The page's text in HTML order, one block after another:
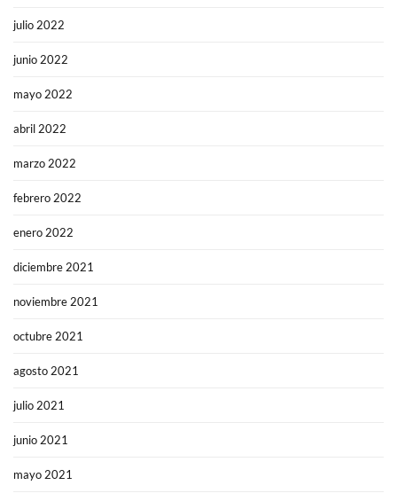
julio 2022
junio 2022
mayo 2022
abril 2022
marzo 2022
febrero 2022
enero 2022
diciembre 2021
noviembre 2021
octubre 2021
agosto 2021
julio 2021
junio 2021
mayo 2021